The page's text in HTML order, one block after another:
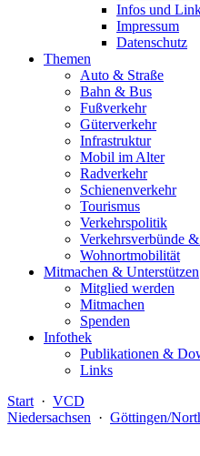
Infos und
Impressum
Datenschutz
Themen
Auto & Straße
Bahn & Bus
Fußverkehr
Güterverkehr
Infrastruktur
Mobil im Alter
Radverkehr
Schienenverkehr
Tourismus
Verkehrspolitik
Verkehrsverbünde
Wohnortmobilität
Mitmachen & Unterstützen
Mitglied werden
Mitmachen
Spenden
Infothek
Publikationen &
Links
Start · VCD
Niedersachsen · Göttingen/